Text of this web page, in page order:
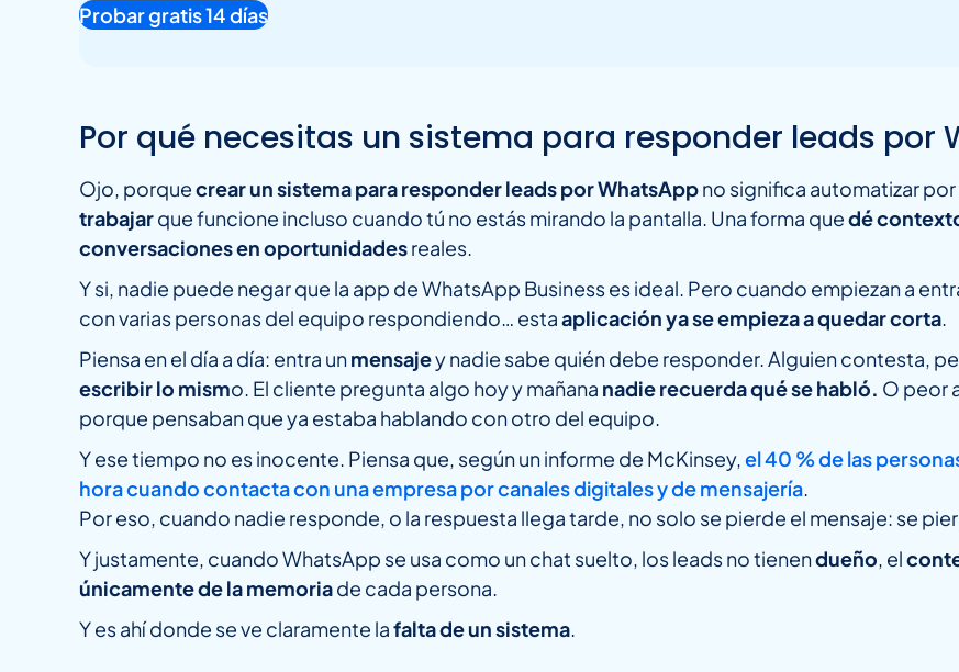
Probar gratis 14 días
Por qué necesitas un sistema para responder leads por
Ojo, porquecrear un sistema para responder leads por WhatsAppno significa automatizar
trabajarque funcione incluso cuando tú no estás mirando la pantalla. Una forma quedé
conversaciones en oportunidadesreales.
Y si, nadie puede negar que la app de WhatsApp Business es ideal. Pero cuando empiezan a
con varias personas del equipo respondiendo… estaaplicación ya se empieza a quedar corta.
Piensa en el día a día: entra unmensajey nadie sabe quién debe responder. Alguien contesta,
escribir lo mismo. El cliente pregunta algo hoy y mañana nadie recuerda qué se habló. O peor
porque pensaban que ya estaba hablando con otro del equipo.
Y ese tiempo no es inocente. Piensa que, según un informe de McKinsey,el 40 % de las
hora cuando contacta con una empresa por canales digitales y de mensajería.
Por eso, cuando nadie responde, o la respuesta llega tarde, no solo se pierde el mensaje: se
Y justamente, cuando WhatsApp se usa como un chat suelto, los leads no tienendueño, el
únicamente de la memoriade cada persona.
Y es ahí donde se ve claramente lafalta de un sistema.